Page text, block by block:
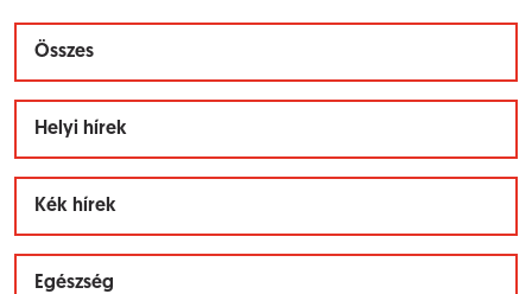
Összes
Helyi hírek
Kék hírek
Egészség